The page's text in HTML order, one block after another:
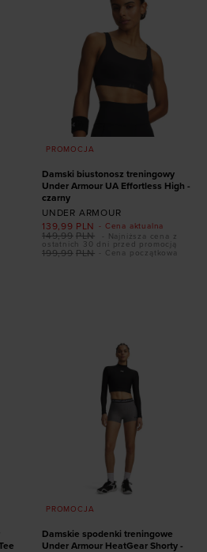
PROMOCJA
Dodaj produkt w
Damski biustonosz treningowy
Under Armour UA Effortless High -
czarny
UNDER ARMOUR
- Cena aktualna
139,99 PLN
- Cena początkowa
199,99 PLN
149,99 PLN
- Najniższa cena z
ostatnich 30 dni przed promocją
PROMOCJA
Damskie spodenki treningowe
Under Armour HeatGear Shorty -